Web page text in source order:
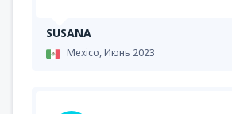
SUSANA
Mexico,Июнь 2023